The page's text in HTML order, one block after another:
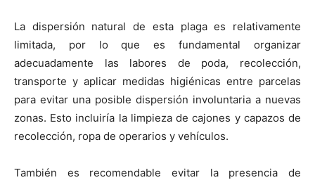
La dispersión natural de esta plaga es relativamente
limitada, por lo que es fundamental organizar
adecuadamente las labores de poda, recolección,
transporte y aplicar medidas higiénicas entre parcelas
para evitar una posible dispersión involuntaria a nuevas
zonas. Esto incluiría la limpieza de cajones y capazos de
recolección, ropa de operarios y vehículos.
También es recomendable evitar la presencia de